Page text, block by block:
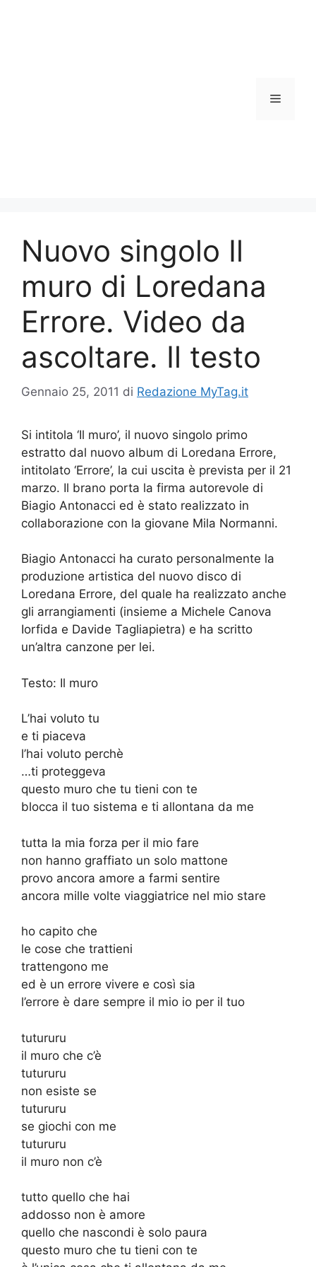
Menu
Nuovo singolo Il
muro di Loredana
Errore. Video da
ascoltare. Il testo
Gennaio 25, 2011 di Redazione MyTag.it
Si intitola ‘Il muro’, il nuovo singolo primo
estratto dal nuovo album di Loredana Errore,
intitolato ‘Errore’, la cui uscita è prevista per il 21
marzo. Il brano porta la firma autorevole di
Biagio Antonacci ed è stato realizzato in
collaborazione con la giovane Mila Normanni.
Biagio Antonacci ha curato personalmente la
produzione artistica del nuovo disco di
Loredana Errore, del quale ha realizzato anche
gli arrangiamenti (insieme a Michele Canova
Iorfida e Davide Tagliapietra) e ha scritto
un’altra canzone per lei.
Testo: Il muro
L’hai voluto tu
e ti piaceva
l’hai voluto perchè
…ti proteggeva
questo muro che tu tieni con te
blocca il tuo sistema e ti allontana da me
tutta la mia forza per il mio fare
non hanno graffiato un solo mattone
provo ancora amore a farmi sentire
ancora mille volte viaggiatrice nel mio stare
ho capito che
le cose che trattieni
trattengono me
ed è un errore vivere e così sia
l’errore è dare sempre il mio io per il tuo
tutururu
il muro che c’è
tutururu
non esiste se
tutururu
se giochi con me
tutururu
il muro non c’è
tutto quello che hai
addosso non è amore
quello che nascondi è solo paura
questo muro che tu tieni con te